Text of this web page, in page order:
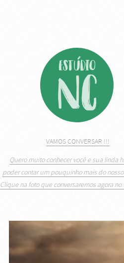
VAMOS CONVERSAR !!!
Quero muito conhecer você e sua linda
poder contar um pouquinho mais do
Clique na foto que conversaremos agora no